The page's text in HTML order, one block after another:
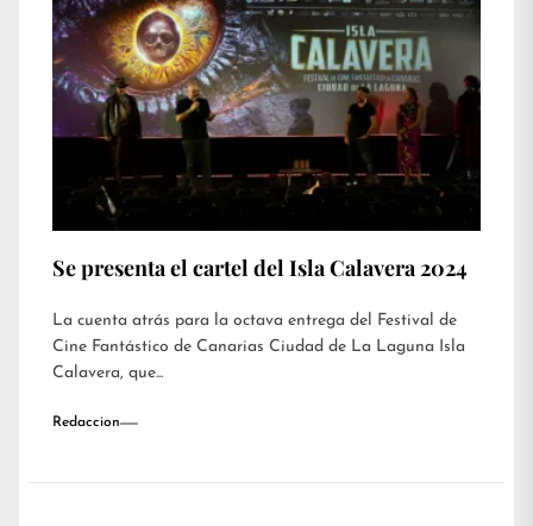
Se presenta el cartel del Isla Calavera 2024
La cuenta atrás para la octava entrega del Festival de
Cine Fantástico de Canarias Ciudad de La Laguna Isla
Calavera, que...
Redaccion